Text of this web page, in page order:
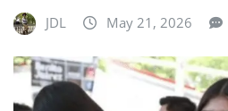
JDL May 21, 2026